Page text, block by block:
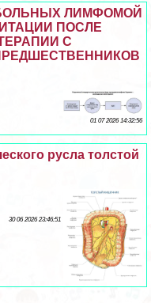
ЛИМФОМОЙ
ПОСЛЕ
С
01 07 2026 14:32:56
русла толстой
30 06 2026 23:46:51